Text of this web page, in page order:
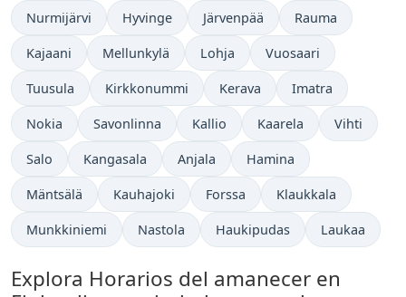
Nurmijärvi Hyvinge Järvenpää Rauma
Kajaani Mellunkylä Lohja Vuosaari
Tuusula Kirkkonummi Kerava Imatra
Nokia Savonlinna Kallio Kaarela Vihti
Salo Kangasala Anjala Hamina
Mäntsälä Kauhajoki Forssa Klaukkala
Munkkiniemi Nastola Haukipudas Laukaa
Explora Horarios del amanecer en